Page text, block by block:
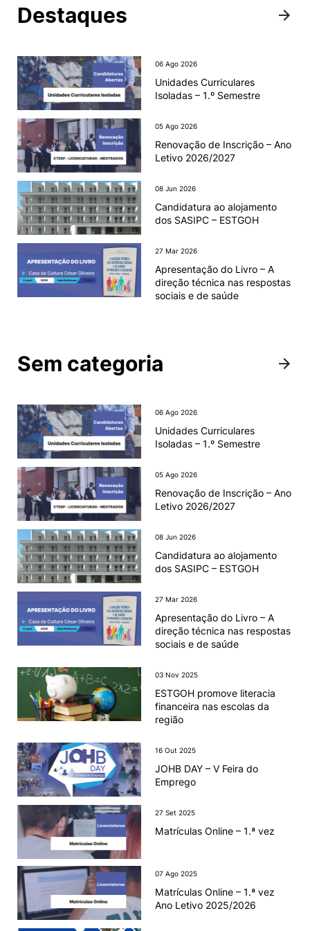
Internacional
©2026 Instituto Politécnico de Coimbra. Todos os direitos reservados.
Destaques
06 Ago 2026
Unidades Curriculares
Isoladas – 1.º Semestre
05 Ago 2026
Renovação de Inscrição – Ano
Letivo 2026/2027
08 Jun 2026
Candidatura ao alojamento
dos SASIPC – ESTGOH
27 Mar 2026
Apresentação do Livro – A
direção técnica nas respostas
sociais e de saúde
Sem categoria
06 Ago 2026
Unidades Curriculares
Isoladas – 1.º Semestre
05 Ago 2026
Renovação de Inscrição – Ano
Letivo 2026/2027
08 Jun 2026
Candidatura ao alojamento
dos SASIPC – ESTGOH
27 Mar 2026
Apresentação do Livro – A
direção técnica nas respostas
sociais e de saúde
03 Nov 2025
ESTGOH promove literacia
financeira nas escolas da
região
16 Out 2025
JOHB DAY – V Feira do
Emprego
27 Set 2025
Matrículas Online – 1.ª vez
07 Ago 2025
Matrículas Online – 1.ª vez
Ano Letivo 2025/2026